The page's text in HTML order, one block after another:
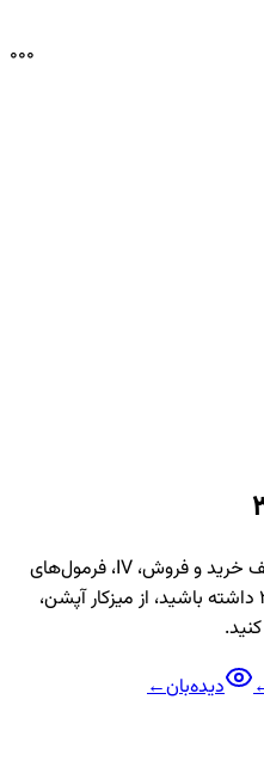
000
اگر می‌خواهید اطلاعات لحظه‌ای، صف خرید و فروش، IV، فرمول‌های
داشته باشید، از میزکار آپشن،
دیده‌بان←